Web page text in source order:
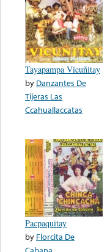
Tayapampa Vicuñitay
by Danzantes De
Tijeras Las
Ccahuallaccatas
Pacpaquitay
by Florcita De